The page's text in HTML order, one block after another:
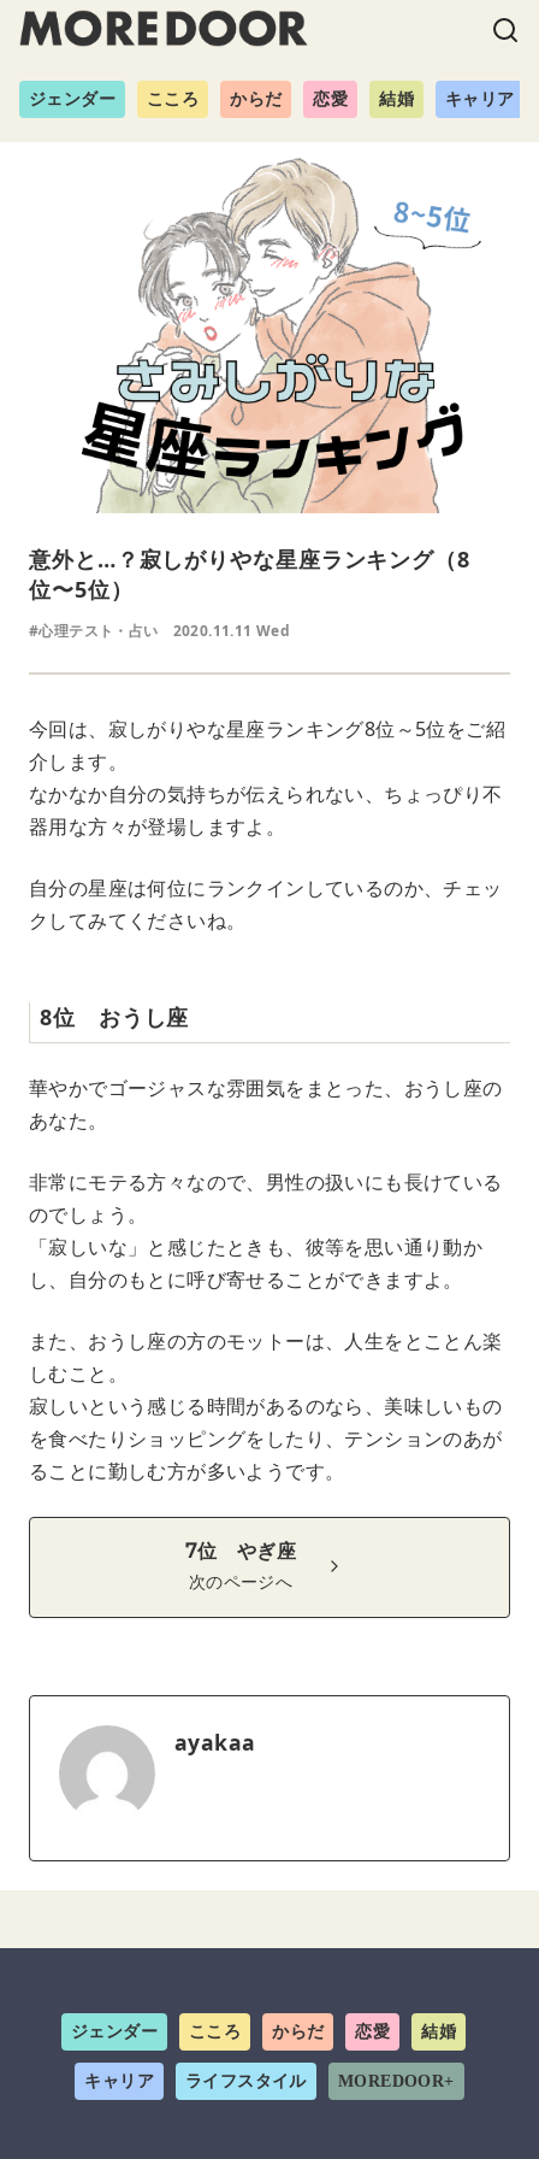
ジェンダー こころ からだ 恋愛 結婚 キャリア
意外と…？寂しがりやな星座ランキング（8
位〜5位）
#心理テスト・占い 2020.11.11 Wed
今回は、寂しがりやな星座ランキング8位～5位をご紹
介します。
なかなか自分の気持ちが伝えられない、ちょっぴり不
器用な方々が登場しますよ。
自分の星座は何位にランクインしているのか、チェッ
クしてみてくださいね。
8位 おうし座
華やかでゴージャスな雰囲気をまとった、おうし座の
あなた。
非常にモテる方々なので、男性の扱いにも長けている
のでしょう。
「寂しいな」と感じたときも、彼等を思い通り動か
し、自分のもとに呼び寄せることができますよ。
また、おうし座の方のモットーは、人生をとことん楽
しむこと。
寂しいという感じる時間があるのなら、美味しいもの
を食べたりショッピングをしたり、テンションのあが
ることに勤しむ方が多いようです。
7位 やぎ座
次のページへ
ayakaa
ジェンダー こころ からだ 恋愛 結婚
キャリア ライフスタイル MOREDOOR+